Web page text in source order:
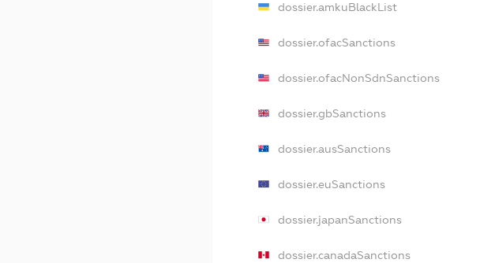
dossier.amkuBlackList
dossier.ofacSanctions
dossier.ofacNonSdnSanctions
dossier.gbSanctions
dossier.ausSanctions
dossier.euSanctions
dossier.japanSanctions
dossier.canadaSanctions